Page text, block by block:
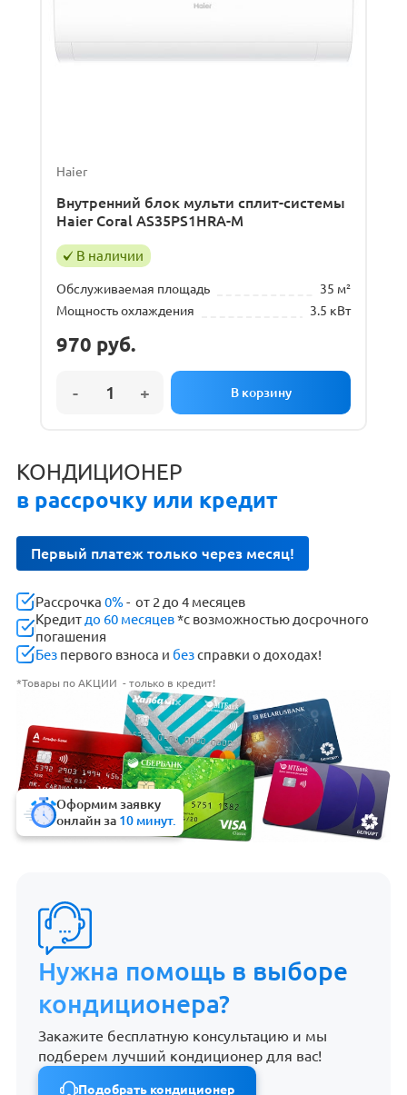
Haier
Внутренний блок мульти сплит-системы
Haier Coral AS35PS1HRA-M
В наличии
Обслуживаемая площадь
35 м²
Мощность охлаждения
3.5 кВт
970 руб.
КОНДИЦИОНЕР
в рассрочку или кредит
Первый платеж только через месяц!
Рассрочка0% - от 2 до 4 месяцев
Кредит до 60 месяцев*с возможностью досрочного
погашения
Без первого взноса и безсправки о доходах!
*Товары по АКЦИИ - только в кредит!
Оформим заявку
онлайн за 10 минут.
Нужна помощь в выборе
кондиционера?
Закажите бесплатную консультацию и мы
подберем лучший кондиционер для вас!
Подобрать кондиционер